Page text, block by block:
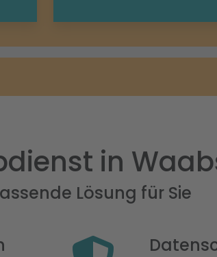
in
Lösung für Sie